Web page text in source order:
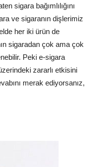
sigara bağımlılığını
ve sigaranın dişlerimiz
her iki ürün de
sigaradan çok ama çok
Peki e-sigara
zararlı etkisini
merak ediyorsanız,